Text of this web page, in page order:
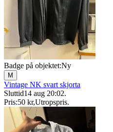
Badge på objektet:Ny
M
Vintage NK svart skjorta
Sluttid14 aug 20:02.
Pris:50 kr,Utropspris.